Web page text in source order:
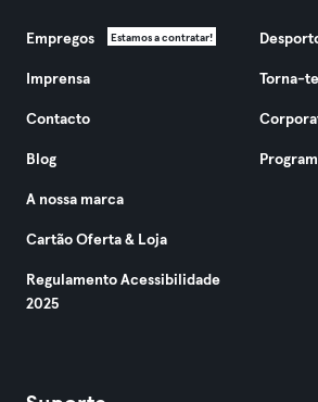
Empregos Estamos a contratar!
Imprensa
Contacto
Blog
A nossa marca
Cartão Oferta & Loja
Regulamento Acessibilidade
2025
Torna-